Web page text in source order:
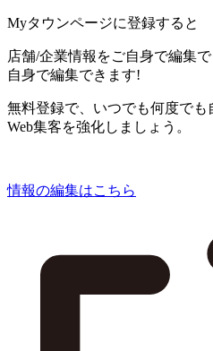
Myタウンページに登録すると
店舗/企業情報をご自身で編集
自身で編集できます!
無料登録で、いつでも何度でも
Web集客を強化しましょう。
情報の編集はこちら